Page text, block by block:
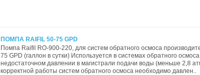
ПОМПА RAIFIL 50-75 GPD
Помпа Raifil RO-900-220, для систем обратного осмоса
75 GPD (галлон в сутки) Используется в системах обратного
недостаточном давлении в магистрали подачи воды (меньше 2,8
корректной работы систем обратного осмоса необходимо давлен..